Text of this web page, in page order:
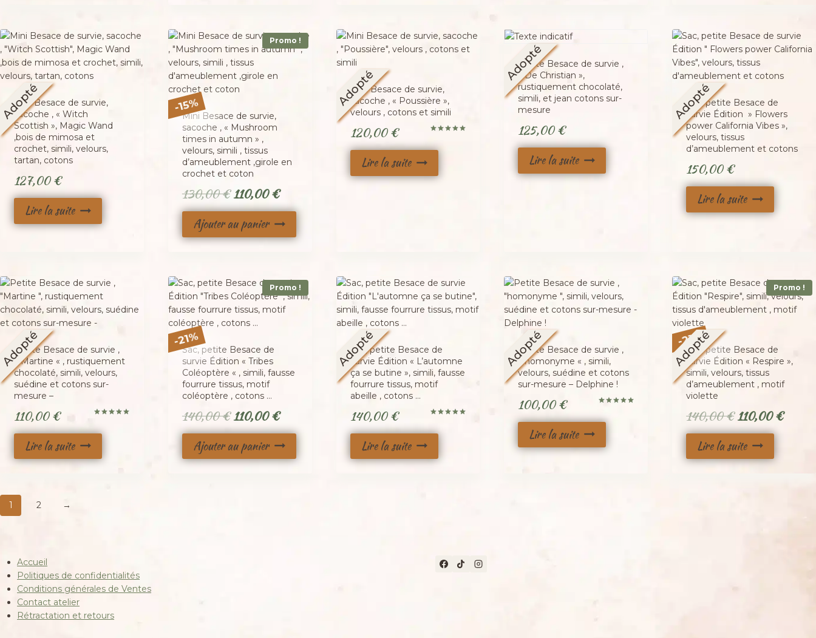
Mini Besace de survie,
sacoche , « Witch
Scottish », Magic Wand
,bois de mimosa et
crochet, simili, velours,
tartan, cotons
127,00€
Lire la suite
Promo !
-15%
Mini Besace de survie,
sacoche , « Mushroom
times in autumn » ,
velours, simili , tissus
d’ameublement ,girole en
crochet et coton
130,00€ Le
prix
initial
était :
110,00€Le
prix
actuel
est :
Ajouter au panier
Adopté
Mini Besace de survie,
sacoche , « Poussière »,
velours , cotons et simili
5.00
sur 5
120,00€
Lire la suite
Adopté
Petite Besace de survie ,
« De Christian »,
rustiquement chocolaté,
simili, et jean cotons sur-
mesure
125,00€
Lire la suite
Adopté
Sac, petite Besace de
survie Édition » Flowers
power California Vibes »,
velours, tissus
d’ameublement et cotons
150,00€
Lire la suite
Petite Besace de survie ,
« Martine « , rustiquement
chocolaté, simili, velours,
suédine et cotons sur-
mesure –
5.00
sur 5
110,00€
Lire la suite
Promo !
-21%
Sac, petite Besace de
survie Édition « Tribes
Coléoptère « , simili, fausse
fourrure tissus, motif
coléoptère , cotons …
140,00€ Le
prix
initial
était :
110,00€Le
prix
actuel
est :
Ajouter au panier
Adopté
Sac, petite Besace de
survie Édition « L’automne
ça se butine », simili, fausse
fourrure tissus, motif
abeille , cotons …
5.00
sur 5
140,00€
Lire la suite
Adopté
Petite Besace de survie ,
« homonyme « , simili,
velours, suédine et cotons
sur-mesure – Delphine !
5.00
sur 5
100,00€
Lire la suite
Promo !
-21%
Adopté
Sac, petite Besace de
survie Édition « Respire »,
simili, velours, tissus
d’ameublement , motif
violette
140,00€ Le
prix
initial
était :
110,00€Le
Lire la suite
1 2 →
Accueil
Politiques de confidentialités
Conditions générales de Ventes
Contact atelier
Rétractation et retours